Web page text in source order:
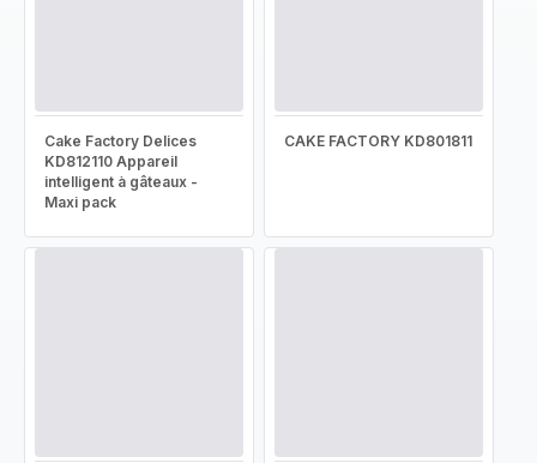
Cake Factory Delices
KD812110 Appareil
intelligent à gâteaux -
Maxi pack
CAKE FACTORY KD801811